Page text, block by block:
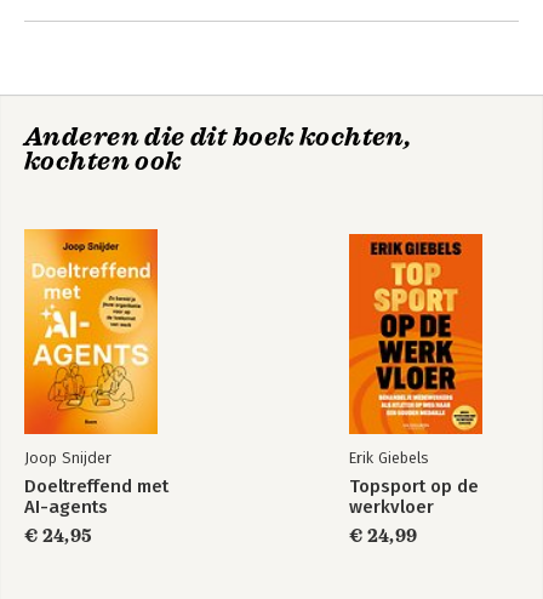
Epiloog
Dankwoord
Anderen die dit boek kochten,
kochten ook
Joop Snijder
Doeltreffend met
AI-agents
€ 24,95
Erik Giebels
Topsport op de
werkvloer
€ 24,99